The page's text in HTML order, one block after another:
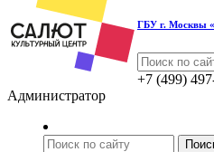
ГБУ г. Москвы
+7 (499)
Администратор